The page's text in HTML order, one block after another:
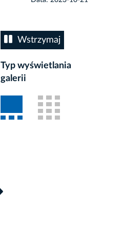
Wstrzymaj
Typ wyświetlania
galerii